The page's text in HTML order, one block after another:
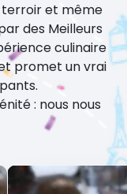
terroir et même
des Meilleurs
culinaire
promet un vrai
: nous nous